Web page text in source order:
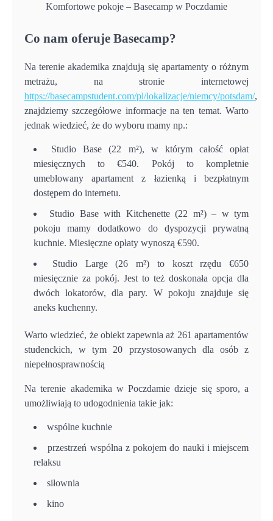
Komfortowe pokoje – Basecamp w Poczdamie
Co nam oferuje Basecamp?
Na terenie akademika znajdują się apartamenty o różnym
metrażu, na stronie internetowej
https://basecampstudent.com/pl/lokalizacje/niemcy/potsdam/,
znajdziemy szczegółowe informacje na ten temat. Warto
jednak wiedzieć, że do wyboru mamy np.:
Studio Base (22 m²), w którym całość opłat
miesięcznych to €540. Pokój to kompletnie
umeblowany apartament z łazienką i bezpłatnym
dostępem do internetu.
Studio Base with Kitchenette (22 m²) – w tym
pokoju mamy dodatkowo do dyspozycji prywatną
kuchnie. Miesięczne opłaty wynoszą €590.
Studio Large (26 m²) to koszt rzędu €650
miesięcznie za pokój. Jest to też doskonała opcja dla
dwóch lokatorów, dla pary. W pokoju znajduje się
aneks kuchenny.
Warto wiedzieć, że obiekt zapewnia aż 261 apartamentów
studenckich, w tym 20 przystosowanych dla osób z
niepełnosprawnością
Na terenie akademika w Poczdamie dzieje się sporo, a
umożliwiają to udogodnienia takie jak:
wspólne kuchnie
przestrzeń wspólna z pokojem do nauki i miejscem
relaksu
siłownia
kino